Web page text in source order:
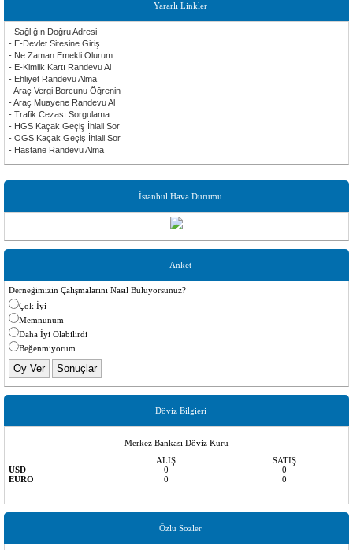
İstanbul Hava Durumu
Anket
Derneğimizin Çalışmalarını Nasıl Buluyorsunuz?
Çok İyi
Memnunum
Daha İyi Olabilirdi
Beğenmiyorum.
Döviz Bilgieri
Merkez Bankası Döviz Kuru
ALIŞ
SATIŞ
USD
0
0
EURO
0 0
Özlü Sözler
Yararlı Linkler
- Sağlığın Doğru Adresi
- E-Devlet Sitesine Giriş
- Ne Zaman Emekli Olurum
- E-Kimlik Kartı Randevu Al
- Ehliyet Randevu Alma
- Araç Vergi Borcunu Öğrenin
- Araç Muayene Randevu Al
- Trafik Cezası Sorgulama
- HGS Kaçak Geçiş İhlali Sor
- OGS Kaçak Geçiş İhlali Sor
- Hastane Randevu Alma